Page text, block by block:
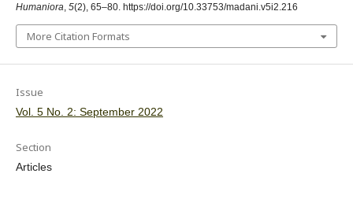
Humaniora, 5(2), 65–80. https://doi.org/10.33753/madani.v5i2.216
More Citation Formats
Issue
Vol. 5 No. 2: September 2022
Section
Articles